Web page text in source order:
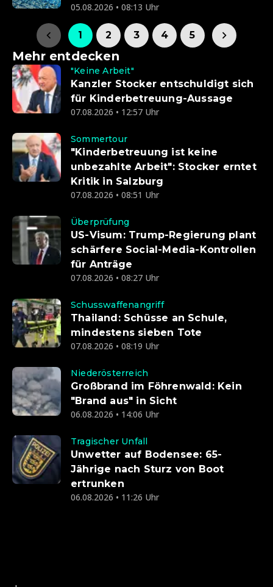
05.08.2026 • 08:13 Uhr
1 2 3 4 5
Mehr entdecken
"Keine Arbeit"
Kanzler Stocker entschuldigt sich
für Kinderbetreuung-Aussage
07.08.2026 • 12:57 Uhr
Sommertour
"Kinderbetreuung ist keine
unbezahlte Arbeit": Stocker erntet
Kritik in Salzburg
07.08.2026 • 08:51 Uhr
Überprüfung
US-Visum: Trump-Regierung plant
schärfere Social-Media-Kontrollen
für Anträge
07.08.2026 • 08:27 Uhr
Schusswaffenangriff
Thailand: Schüsse an Schule,
mindestens sieben Tote
07.08.2026 • 08:19 Uhr
Niederösterreich
Großbrand im Föhrenwald: Kein
"Brand aus" in Sicht
06.08.2026 • 14:06 Uhr
Tragischer Unfall
Unwetter auf Bodensee: 65-
Jährige nach Sturz von Boot
ertrunken
06.08.2026 • 11:26 Uhr